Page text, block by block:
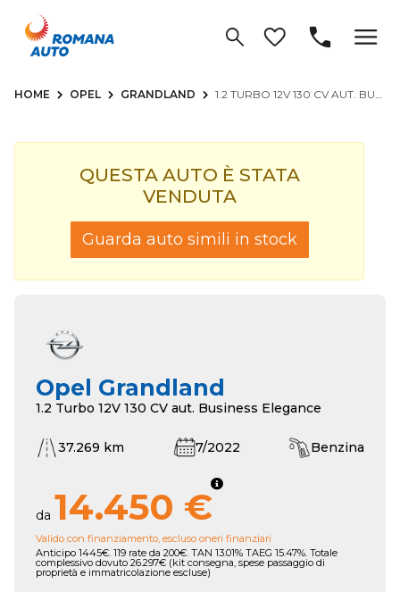
HOME OPEL GRANDLAND 1.2 TURBO 12V 130 CV AUT. BUSINESS ELEGANCE
QUESTA AUTO È STATA
VENDUTA
Guarda auto simili in stock
Opel Grandland
1.2 Turbo 12V 130 CV aut. Business Elegance
37.269 km 7/2022 Benzina
da 14.450 €
Valido con finanziamento, escluso oneri finanziari
Anticipo 1445€. 119 rate da 200€. TAN 13.01% TAEG 15.47%. Totale
complessivo dovuto 26.297€ (kit consegna, spese passaggio di
proprietà e immatricolazione escluse)